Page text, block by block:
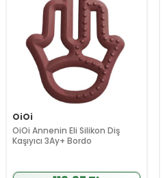
OiOi
OiOi Annenin Eli Silikon Diş
Kaşıyıcı 3Ay+ Bordo